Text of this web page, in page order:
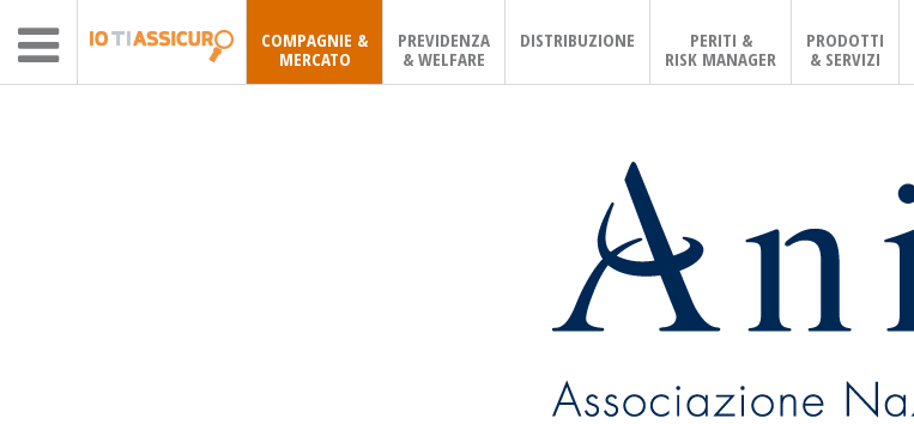
COMPAGNIE &
MERCATO
PREVIDENZA
& WELFARE
DISTRIBUZIONE
PERITI &
RISK MANAGER
PRODOTTI
& SERVIZI